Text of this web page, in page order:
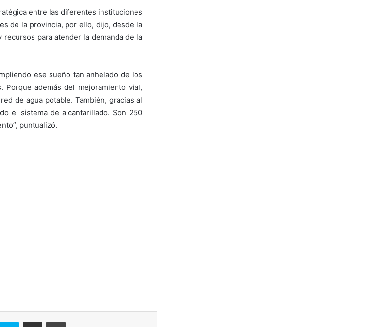
entre las diferentes instituciones
de la provincia, por ello, dijo, desde la
para atender la demanda de la
ese sueño tan anhelado de los
además del mejoramiento vial,
de agua potable. También, gracias al
el sistema de alcantarillado. Son 250
puntualizó.